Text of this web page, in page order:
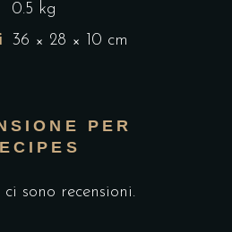
0.5 kg
36 × 28 × 10 cm
PER
sono recensioni.